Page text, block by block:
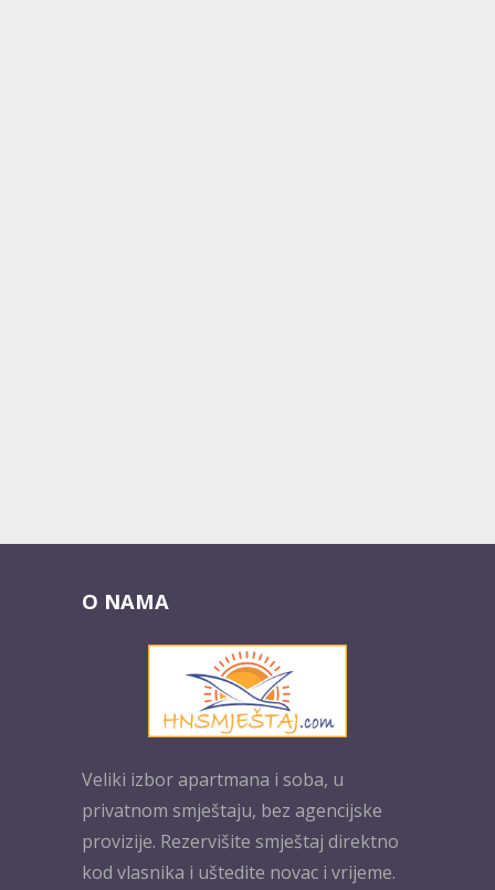
O NAMA
Veliki izbor apartmana i soba, u
privatnom smještaju, bez agencijske
provizije. Rezervišite smještaj direktno
kod vlasnika i uštedite novac i vrijeme.